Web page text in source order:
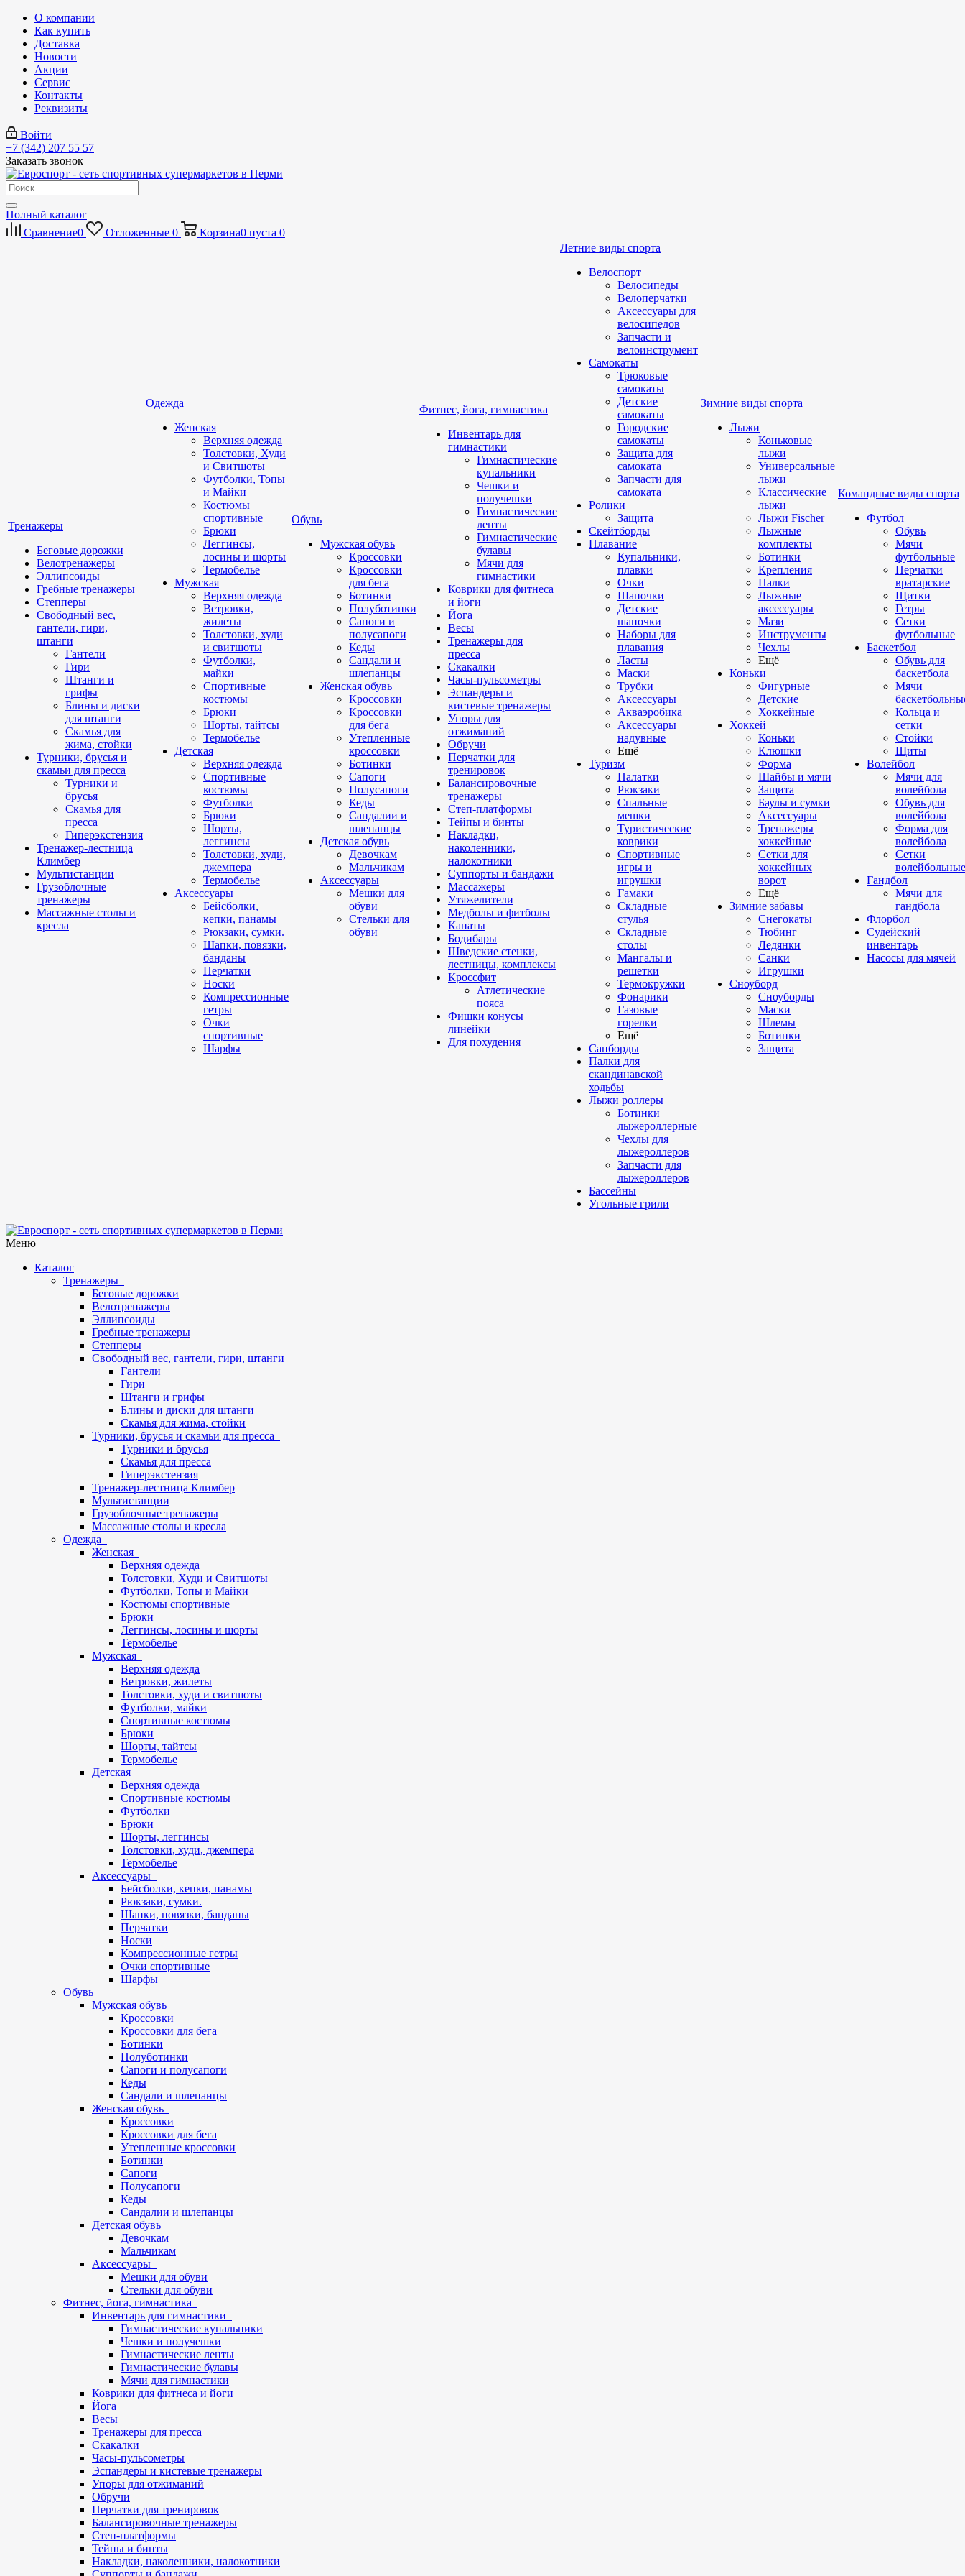
О компании
Как купить
Доставка
Новости
Акции
Сервис
Контакты
Реквизиты
Войти
+7 (342) 207 55 57
Заказать звонок
Полный каталог
Сравнение0 Отложенные 0 Корзина0 пуста 0
Тренажеры
Беговые дорожки
Велотренажеры
Эллипсоиды
Гребные тренажеры
Степперы
Свободный вес,
гантели, гири,
штанги
Гантели
Гири
Штанги и
грифы
Блины и диски
для штанги
Скамья для
жима, стойки
Турники, брусья и
скамьи для пресса
Турники и
брусья
Скамья для
пресса
Гиперэкстензия
Тренажер-лестница
Климбер
Мультистанции
Грузоблочные
тренажеры
Массажные столы и
кресла
Одежда
Женская
Верхняя одежда
Толстовки, Худи
и Свитшоты
Футболки, Топы
и Майки
Костюмы
спортивные
Брюки
Леггинсы,
лосины и шорты
Термобелье
Мужская
Верхняя одежда
Ветровки,
жилеты
Толстовки, худи
и свитшоты
Футболки,
майки
Спортивные
костюмы
Брюки
Шорты, тайтсы
Термобелье
Детская
Верхняя одежда
Спортивные
костюмы
Футболки
Брюки
Шорты,
леггинсы
Толстовки, худи,
джемпера
Термобелье
Аксессуары
Бейсболки,
кепки, панамы
Рюкзаки, сумки.
Шапки, повязки,
банданы
Перчатки
Носки
Компрессионные
гетры
Очки
спортивные
Шарфы
Обувь
Мужская обувь
Кроссовки
Кроссовки
для бега
Ботинки
Полуботинки
Сапоги и
полусапоги
Кеды
Сандали и
шлепанцы
Женская обувь
Кроссовки
Кроссовки
для бега
Утепленные
кроссовки
Ботинки
Сапоги
Полусапоги
Кеды
Сандалии и
шлепанцы
Детская обувь
Девочкам
Мальчикам
Аксессуары
Мешки для
обуви
Стельки для
обуви
Фитнес, йога, гимнастика
Инвентарь для
гимнастики
Гимнастические
купальники
Чешки и
получешки
Гимнастические
ленты
Гимнастические
булавы
Мячи для
гимнастики
Коврики для фитнеса
и йоги
Йога
Весы
Тренажеры для
пресса
Скакалки
Часы-пульсометры
Эспандеры и
кистевые тренажеры
Упоры для
отжиманий
Обручи
Перчатки для
тренировок
Балансировочные
тренажеры
Степ-платформы
Тейпы и бинты
Накладки,
наколенники,
налокотники
Суппорты и бандажи
Массажеры
Утяжелители
Медболы и фитболы
Канаты
Бодибары
Шведские стенки,
лестницы, комплексы
Кроссфит
Атлетические
пояса
Фишки конусы
линейки
Для похудения
Летние виды спорта
Велоспорт
Велосипеды
Велоперчатки
Аксессуары для
велосипедов
Запчасти и
велоинструмент
Самокаты
Трюковые
самокаты
Детские
самокаты
Городские
самокаты
Защита для
самоката
Запчасти для
самоката
Ролики
Защита
Скейтборды
Плавание
Купальники,
плавки
Очки
Шапочки
Детские
шапочки
Наборы для
плавания
Ласты
Маски
Трубки
Аксессуары
Акваэробика
Аксессуары
надувные
Ещё
Туризм
Палатки
Рюкзаки
Спальные
мешки
Туристические
коврики
Спортивные
игры и
игрушки
Гамаки
Складные
стулья
Складные
столы
Мангалы и
решетки
Термокружки
Фонарики
Газовые
горелки
Ещё
Сапборды
Палки для
скандинавской
ходьбы
Лыжи роллеры
Ботинки
лыжероллерные
Чехлы для
лыжероллеров
Запчасти для
лыжероллеров
Бассейны
Угольные грили
Зимние виды спорта
Лыжи
Коньковые
лыжи
Универсальные
лыжи
Классические
лыжи
Лыжи Fischer
Лыжные
комплекты
Ботинки
Крепления
Палки
Лыжные
аксессуары
Мази
Инструменты
Чехлы
Ещё
Коньки
Фигурные
Детские
Хоккейные
Хоккей
Коньки
Клюшки
Форма
Шайбы и мячи
Защита
Баулы и сумки
Аксессуары
Тренажеры
хоккейные
Сетки для
хоккейных
ворот
Ещё
Зимние забавы
Снегокаты
Тюбинг
Ледянки
Санки
Игрушки
Сноуборд
Сноуборды
Маски
Шлемы
Ботинки
Защита
Командные виды спорта
Футбол
Обувь
Мячи
футбольные
Перчатки
вратарские
Щитки
Гетры
Сетки
футбольные
Баскетбол
Обувь для
баскетбола
Мячи
Кольца и
сетки
Стойки
Щиты
Волейбол
Мячи для
волейбола
Обувь для
волейбола
Форма для
волейбола
Сетки
волейбольные
Гандбол
Мячи для
гандбола
Флорбол
Судейский
инвентарь
Насосы для мячей
Меню
Каталог
Тренажеры
Беговые дорожки
Велотренажеры
Эллипсоиды
Гребные тренажеры
Степперы
Свободный вес, гантели, гири, штанги
Гантели
Гири
Штанги и грифы
Блины и диски для штанги
Скамья для жима, стойки
Турники, брусья и скамьи для пресса
Турники и брусья
Скамья для пресса
Гиперэкстензия
Тренажер-лестница Климбер
Мультистанции
Грузоблочные тренажеры
Массажные столы и кресла
Одежда
Женская
Верхняя одежда
Толстовки, Худи и Свитшоты
Футболки, Топы и Майки
Костюмы спортивные
Брюки
Леггинсы, лосины и шорты
Термобелье
Мужская
Верхняя одежда
Ветровки, жилеты
Толстовки, худи и свитшоты
Футболки, майки
Спортивные костюмы
Брюки
Шорты, тайтсы
Термобелье
Детская
Верхняя одежда
Спортивные костюмы
Футболки
Брюки
Шорты, леггинсы
Толстовки, худи, джемпера
Термобелье
Аксессуары
Бейсболки, кепки, панамы
Рюкзаки, сумки.
Шапки, повязки, банданы
Перчатки
Носки
Компрессионные гетры
Очки спортивные
Шарфы
Обувь
Мужская обувь
Кроссовки
Кроссовки для бега
Ботинки
Полуботинки
Сапоги и полусапоги
Кеды
Сандали и шлепанцы
Женская обувь
Кроссовки
Кроссовки для бега
Утепленные кроссовки
Ботинки
Сапоги
Полусапоги
Кеды
Сандалии и шлепанцы
Детская обувь
Девочкам
Мальчикам
Аксессуары
Мешки для обуви
Стельки для обуви
Фитнес, йога, гимнастика
Инвентарь для гимнастики
Гимнастические купальники
Чешки и получешки
Гимнастические ленты
Гимнастические булавы
Мячи для гимнастики
Коврики для фитнеса и йоги
Йога
Весы
Тренажеры для пресса
Скакалки
Часы-пульсометры
Эспандеры и кистевые тренажеры
Упоры для отжиманий
Обручи
Перчатки для тренировок
Балансировочные тренажеры
Степ-платформы
Тейпы и бинты
Накладки, наколенники, налокотники